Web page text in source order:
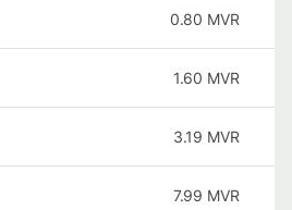
0.80 MVR
1.60 MVR
3.19 MVR
7.99 MVR